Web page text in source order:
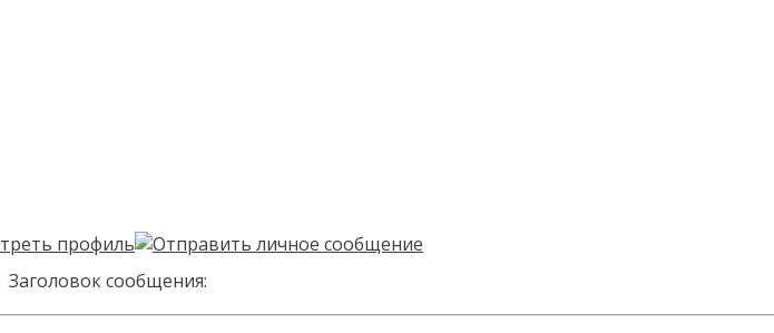
Заголовок сообщения: